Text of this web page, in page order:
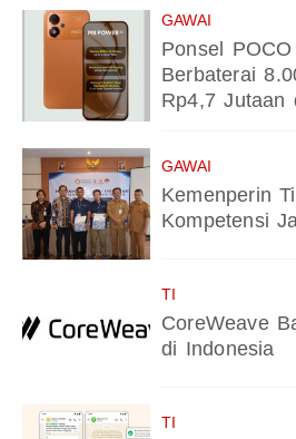
GAWAI
Ponsel
Berbaterai
Rp4,7 Jutaan
GAWAI
Kemenperin
Kompetensi
TI
CoreWeave
di Indonesia
TI